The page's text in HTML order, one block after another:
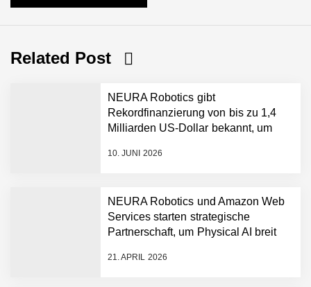
Related Post
NEURA Robotics gibt
Rekordfinanzierung von bis zu 1,4
Milliarden US-Dollar bekannt, um
Physical-AI-Plattform zu
10. JUNI 2026
NEURA Robotics und Amazon Web
Services starten strategische
Partnerschaft, um Physical AI breit
21. APRIL 2026
NEURA Robotics gibt
Rekordfinanzierung von
Dollar bekannt, um den